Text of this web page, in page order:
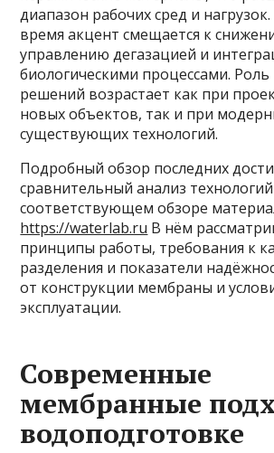
диапазон рабочих сред и
время акцент смещается к
управлению дегазацией и
биологическими процессами.
решений возрастает как при
новых объектов, так и при
существующих технологий.
Подробный обзор последних
сравнительный анализ
соответствующем обзоре
https://waterlab.ru В нём
принципы работы, требования к
разделения и показатели
от конструкции мембраны и
эксплуатации.
Современные
мембранные
водоподготовке